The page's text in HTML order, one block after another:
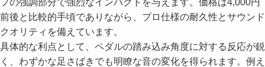
前後と比較的手頃でありながら、プロ仕様の耐久性とサウンド
クオリティを備えています。
具体的な利点として、ペダルの踏み込み角度に対する反応が鋭
く、わずかな足さばきでも明瞭な音の変化を得られます。例え